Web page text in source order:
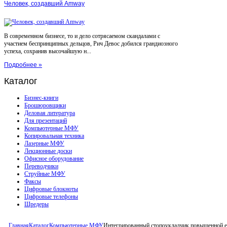
Человек, создавший Amway
В современном бизнесе, то и дело сотрясаемом скандалами с
участием беспринципных дельцов, Рич Девос добился грандиозного
успеха, сохранив высочайшую н...
Подробнее »
Каталог
Бизнес-книги
Брошюровщики
Деловая литература
Для презентаций
Компьютерные МФУ
Копировальная техника
Лазерные МФУ
Лекционные доски
Офисное оборудование
Переводчики
Струйные МФУ
Факсы
Цифровые блокноты
Цифровые телефоны
Шредеры